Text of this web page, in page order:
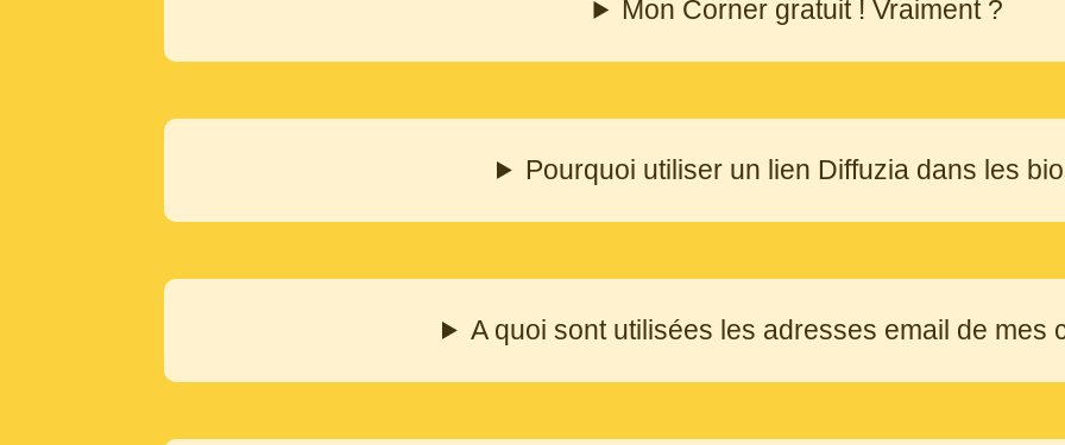
Mon Corner gratuit ! Vraiment ?
Pourquoi utiliser un lien Diffuzia dans les
A quoi sont utilisées les adresses email de mes